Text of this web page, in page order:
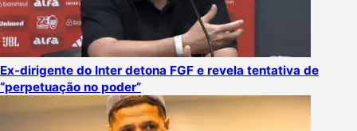
Ex-dirigente do Inter detona FGF e revela tentativa de
“perpetuação no poder”